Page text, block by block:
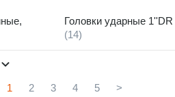
Головки ударные
(14)
1
2 3 4 5 >